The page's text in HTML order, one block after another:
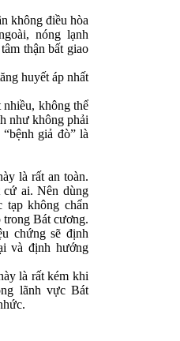
không điều hòa
nóng lạnh
thận bất giao
huyết áp nhất
không thể
như không phải
giả đò” là
rất an toàn.
cứ ai. Nên dùng
tạp không chẩn
trong Bát cương.
chứng sẽ định
và định hướng
là rất kém khi
lãnh vực Bát